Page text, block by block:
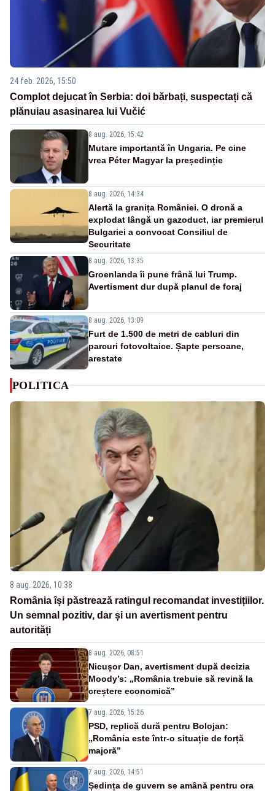
24 feb. 2026, 15:50
Complot dejucat în Serbia: doi bărbați, suspectați că
plănuiau asasinarea lui Vučić
8 aug. 2026, 15:42
Mutare importantă în Ungaria. Pe cine
vrea Péter Magyar la președinție
8 aug. 2026, 14:34
Alertă la granița României. O dronă a
explodat lângă un gazoduct, iar premierul
Bulgariei a convocat Consiliul de
Securitate
8 aug. 2026, 13:35
Groenlanda îi pune frână lui Trump.
Avertisment dur după planul de foraj
8 aug. 2026, 13:09
Furt de 1.500 de metri de cabluri din
parcuri fotovoltaice. Șapte persoane,
arestate
POLITICA
8 aug. 2026, 10:38
România își păstrează ratingul recomandat investițiilor.
Un semnal pozitiv, dar și un avertisment pentru
autorități
8 aug. 2026, 08:51
Nicușor Dan, avertisment după decizia
Moody’s: „România trebuie să revină la
creștere economică”
7 aug. 2026, 15:26
PSD, replică dură pentru Bolojan:
„România este într-o situație de forță
majoră”
7 aug. 2026, 14:51
Ședința de guvern se amână pentru ora